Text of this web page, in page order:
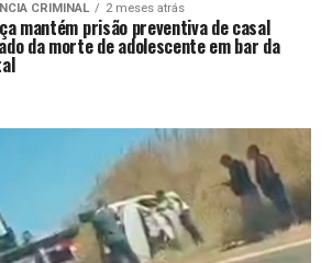
CRIMINAL 2 meses atrás
mantém prisão preventiva de casal
da morte de adolescente em bar da